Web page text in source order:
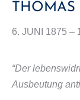
6. JUNI 1875 –
“Der
Ausbeutung